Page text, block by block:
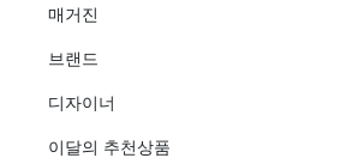
매거진
브랜드
디자이너
이달의 추천상품